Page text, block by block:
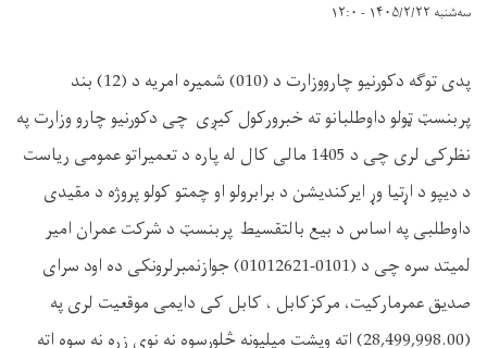
سه‌شنبه ۱۴۰۵/۲/۲۲ - ۱۲:۰
پدی توګه دکورنیو چارووزارت د (010) شمیره امریه د (12) بند
پربنسټ ټولو داوطلبانو ته خبرورکول کیږی چی دکورنیو چارو وزارت په
نظرکی لری چی د 1405 مالی کال له پاره د تعمیراتو عمومی ریاست
د دیپو د اړتیا وړ ایرکندیشن د برابرولو او چمتو کولو پروژه د مقیدی
داوطلبی په اساس د بیع بالتقسیط پربنسټ د شرکت عمران امیر
لمیتد سره چی د (0101-01012621) جوازنمبرلرونکی ده اود سرای
صدیق عمرمارکیت، مرکزکابل ، کابل کی دایمی موقعیت لری په
(28,499,998.00) اته ویشت میلیونه څلورسوه نه نوی زره نه سوه اته